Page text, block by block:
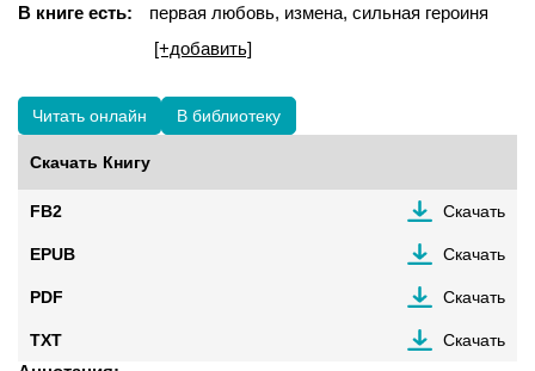
В книге есть:
первая любовь, измена, сильная героиня
[+добавить]
Читать онлайн В библиотеку
Скачать Книгу
FB2 Скачать
EPUB Скачать
PDF Скачать
TXT Скачать